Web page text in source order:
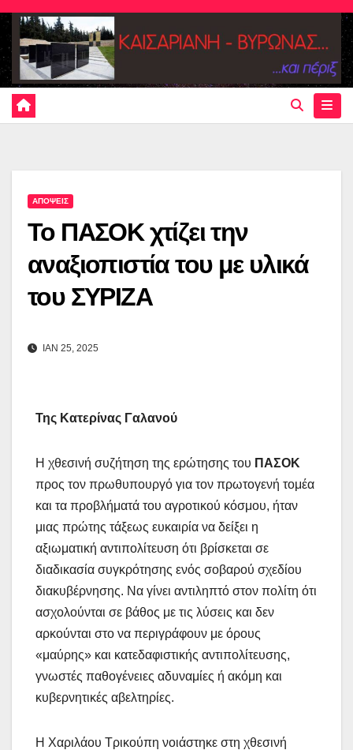
Skip
content
ΑΠΟΨΕΙΣ
Το ΠΑΣΟΚ χτίζει την
αναξιοπιστία του με υλικά
του ΣΥΡΙΖΑ
ΙΑΝ 25, 2025
Της Κατερίνας Γαλανού
Η χθεσινή συζήτηση της ερώτησης του ΠΑΣΟΚ
προς τον πρωθυπουργό για τον πρωτογενή τομέα
και τα προβλήματά του αγροτικού κόσμου, ήταν
μιας πρώτης τάξεως ευκαιρία να δείξει η
αξιωματική αντιπολίτευση ότι βρίσκεται σε
διαδικασία συγκρότησης ενός σοβαρού σχεδίου
διακυβέρνησης. Να γίνει αντιληπτό στον πολίτη ότι
ασχολούνται σε βάθος με τις λύσεις και δεν
αρκούνται στο να περιγράφουν με όρους
«μαύρης» και κατεδαφιστικής αντιπολίτευσης,
γνωστές παθογένειες αδυναμίες ή ακόμη και
κυβερνητικές αβελτηρίες.
Η Χαριλάου Τρικούπη νοιάστηκε στη χθεσινή